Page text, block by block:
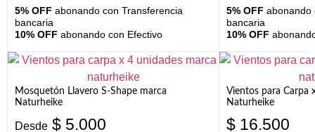
5% OFF abonando con Transferencia
bancaria
10% OFF abonando con Efectivo
5% OFF abonando
bancaria
10% OFF
Mosquetón Llavero S-Shape marca
Naturheike
Desde $ 5.000
Vientos para Carpa
Naturheike
$ 16.500